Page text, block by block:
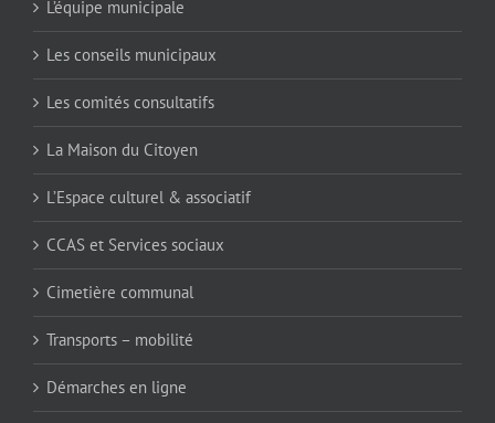
L’équipe municipale
Les conseils municipaux
Les comités consultatifs
La Maison du Citoyen
L’Espace culturel & associatif
CCAS et Services sociaux
Cimetière communal
Transports – mobilité
Démarches en ligne